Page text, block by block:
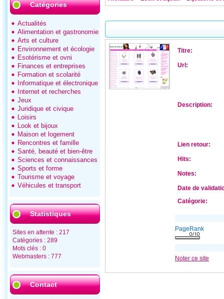
Catégories
Actualités
Alimentation et gastronomie
Arts et culture
Environnement et écologie
Esotérisme et ovni
Finances et entreprises
Formation et scolarité
Informatique et électronique
Internet et recherches
Jeux
Juridique et civique
Loisirs
Look et bijoux
Maison et logement
Rencontres et famille
Santé, beauté et bien-être
Sciences et connaissances
Sports et forme
Tourisme et voyage
Véhicules et transport
Statistiques
Sites en attente : 217
Catégories : 289
Mots clés : 0
Webmasters : 777
Contact
Titre:
Url:
Description:
Lien retour:
Hits:
Notes:
Date de
Catégorie:
PageRank
Noter ce site